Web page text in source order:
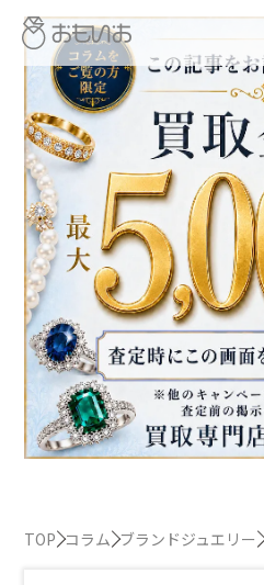
TOP コラム ブランドジュエリー